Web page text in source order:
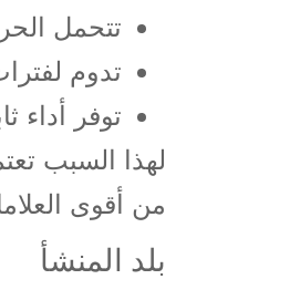
تتحمل
تدوم
توفر أداء
لهذا السبب
من أقوى
بلد المنشأ